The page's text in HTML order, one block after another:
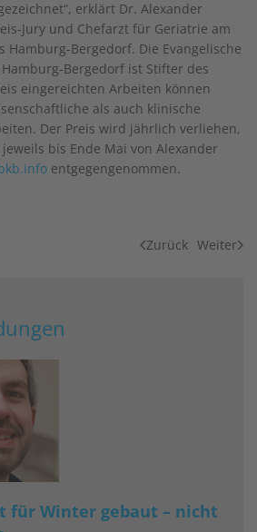
erklärt Dr. Alexander
Jury und Chefarzt für Geriatrie am
Hamburg-Bergedorf. Die Evangelische
Bergedorf ist Stifter des
eingereichten Arbeiten können
als auch klinische
Der Preis wird jährlich verliehen,
bis Ende Mai von Alexander
entgegengenommen.
Zurück Weiter
für Winter gebaut – nicht